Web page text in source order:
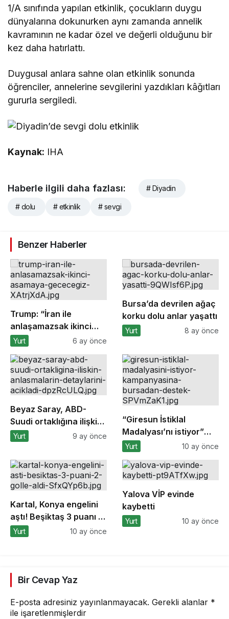
1/A sınıfında yapılan etkinlik, çocukların duygu
dünyalarına dokunurken aynı zamanda annelik
kavramının ne kadar özel ve değerli olduğunu bir
kez daha hatırlattı.
Duygusal anlara sahne olan etkinlik sonunda
öğrenciler, annelerine sevgilerini yazdıkları kâğıtları
gururla sergiledi.
Kaynak: IHA
Haberle ilgili daha fazlası: # Diyadin
# dolu # etkinlik # sevgi
Benzer Haberler
Trump: “İran ile
anlaşamazsak ikinci
aşamaya geçeceğiz”
Yurt 6 ay önce
Bursa’da devrilen ağaç
korku dolu anlar yaşattı
Yurt 8 ay önce
Beyaz Saray, ABD-
Suudi ortaklığına ilişkin
anlaşmaların
Yurt 9 ay önce
“Giresun İstiklal
Madalyası’nı istiyor”
kampanyasına
Yurt 10 ay önce
Kartal, Konya engelini
aştı! Beşiktaş 3 puanı 2
golle aldı
Yurt 10 ay önce
Yalova VİP evinde
kaybetti
Yurt 10 ay önce
Bir Cevap Yaz
E-posta adresiniz yayınlanmayacak. Gerekli alanlar *
ile işaretlenmişlerdir